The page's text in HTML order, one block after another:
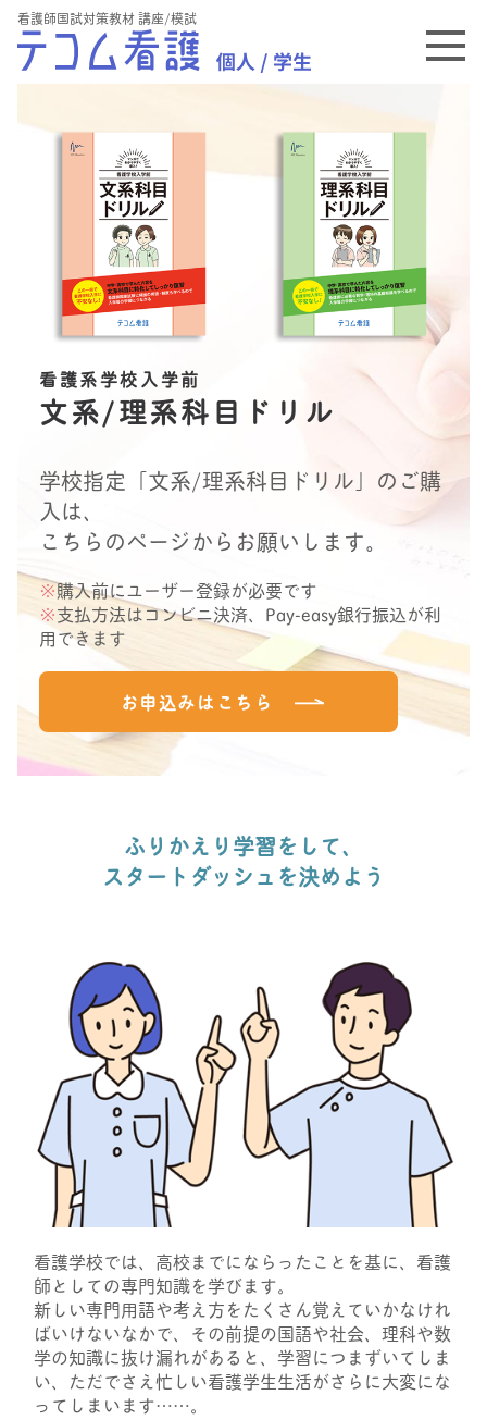
看護師国試対策教材 講座/模試
看護系学校入学前
文系/理系科目ドリル
学校指定「文系/理系科目ドリル」のご購
入は、
こちらのページからお願いします。
※購入前にユーザー登録が必要です
※支払方法はコンビニ決済、Pay-easy銀行振込が利
用できます
お申込みはこちら
ふりかえり学習をして、
スタートダッシュを決めよう
看護学校では、高校までにならったことを基に、看護
師としての専門知識を学びます。
新しい専門用語や考え方をたくさん覚えていかなけれ
ばいけないなかで、その前提の国語や社会、理科や数
学の知識に抜け漏れがあると、学習につまずいてしま
い、ただでさえ忙しい看護学生生活がさらに大変にな
ってしまいます……。